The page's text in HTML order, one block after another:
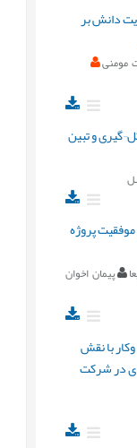
دانش بر
و تبین
پروژه
پیمان اخوان
با نقش
در شرکت